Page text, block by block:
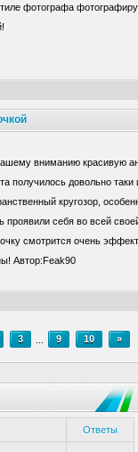
фотографа
вниманию красивую
получилось довольно
кругозор,
проявили себя во всей
смотрится очень
Автор:Feak90
3 9 10 »
Ответы